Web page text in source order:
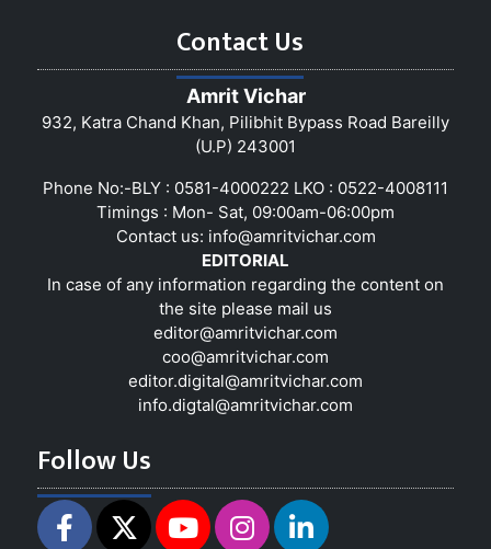
Contact Us
Amrit Vichar
932, Katra Chand Khan, Pilibhit Bypass Road Bareilly
(U.P) 243001
Phone No:-BLY : 0581-4000222 LKO : 0522-4008111
Timings : Mon- Sat, 09:00am-06:00pm
Contact us: info@amritvichar.com
EDITORIAL
In case of any information regarding the content on
the site please mail us
editor@amritvichar.com
coo@amritvichar.com
editor.digital@amritvichar.com
info.digtal@amritvichar.com
Follow Us